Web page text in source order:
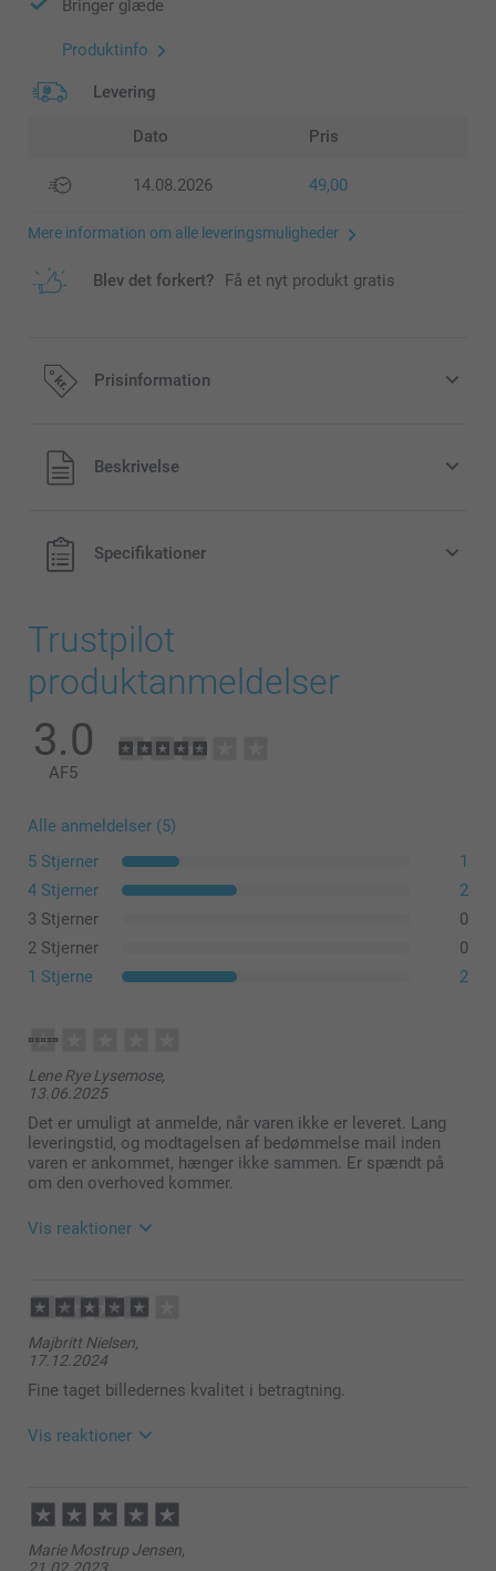
Bringer glæde
Produktinfo
Levering
Dato Pris
14.08.2026 49,00
Mere information om alle leveringsmuligheder
Blev det forkert? Få et nyt produkt gratis
Prisinformation
Alle priser inklusive moms og uden
forsendelsesomkostninger
Beskrivelse
Specifikationer
Trustpilot
produktanmeldelser
3.0
AF5
Alle anmeldelser (5)
5 Stjerner
1
4 Stjerner
2
3 Stjerner
0
2 Stjerner
0
1 Stjerne
2
Lene Rye Lysemose,
13.06.2025
Det er umuligt at anmelde, når varen ikke er leveret. Lang
leveringstid, og modtagelsen af bedømmelse mail inden
varen er ankommet, hænger ikke sammen. Er spændt på
om den overhoved kommer.
Vis reaktioner
09:51
Tusind tak for din feedback!
Det er virkelig værdifuld for os at du tager dig tid til
at sende os din feedback så vi kan forbedre vores
system for at du skal have en så nem og dejlig
Du er velkommen til at kontakte os på
https://www.smartphoto.dk/kontakt, hvis du har
nogle spørgsmål til din bestilling.
Majbritt Nielsen,
17.12.2024
Fine taget billedernes kvalitet i betragtning.
Vis reaktioner
13:12
Hej Majbritt
Marie Mostrup Jensen,